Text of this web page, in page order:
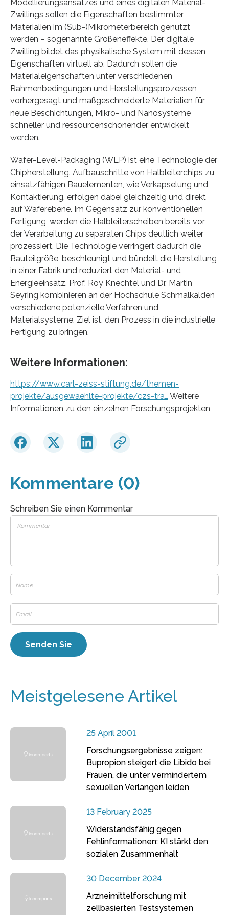
Modellierungsansatzes und eines digitalen Material-
Zwillings sollen die Eigenschaften bestimmter
Materialien im (Sub-)Mikrometerbereich genutzt
werden – sogenannte Größeneffekte. Der digitale
Zwilling bildet das physikalische System mit dessen
Eigenschaften virtuell ab. Dadurch sollen die
Materialeigenschaften unter verschiedenen
Rahmenbedingungen und Herstellungsprozessen
vorhergesagt und maßgeschneiderte Materialien für
neue Beschichtungen, Mikro- und Nanosysteme
schneller und ressourcenschonender entwickelt
werden.
Wafer-Level-Packaging (WLP) ist eine Technologie der
Chipherstellung. Aufbauschritte von Halbleiterchips zu
einsatzfähigen Bauelementen, wie Verkapselung und
Kontaktierung, erfolgen dabei gleichzeitig und direkt
auf Waferebene. Im Gegensatz zur konventionellen
Fertigung, werden die Halbleiterscheiben bereits vor
der Verarbeitung zu separaten Chips deutlich weiter
prozessiert. Die Technologie verringert dadurch die
Bauteilgröße, beschleunigt und bündelt die Herstellung
in einer Fabrik und reduziert den Material- und
Energieeinsatz. Prof. Roy Knechtel und Dr. Martin
Seyring kombinieren an der Hochschule Schmalkalden
verschiedene potenzielle Verfahren und
Materialsysteme. Ziel ist, den Prozess in die industrielle
Fertigung zu bringen.
Weitere Informationen:
https://www.carl-zeiss-stiftung.de/themen-
projekte/ausgewaehlte-projekte/czs-tra… Weitere
Informationen zu den einzelnen Forschungsprojekten
Kommentare (0)
Schreiben Sie einen Kommentar
Meistgelesene Artikel
25 April 2001
Forschungsergebnisse zeigen:
Bupropion steigert die Libido bei
Frauen, die unter vermindertem
sexuellen Verlangen leiden
13 February 2025
Widerstandsfähig gegen
Fehlinformationen: KI stärkt den
sozialen Zusammenhalt
30 December 2024
Arzneimittelforschung mit
zellbasierten Testsystemen